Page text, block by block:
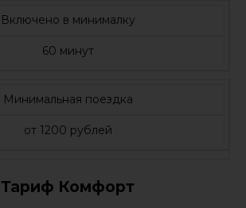
Включено в минималку
60 минут
Минимальная поездка
от 1200 рублей
Тариф Комфорт